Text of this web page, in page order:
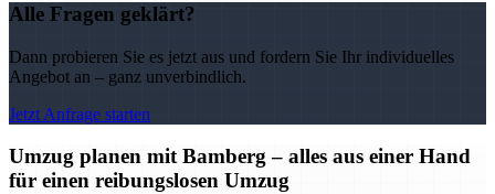
Alle Fragen geklärt?
Dann probieren Sie es jetzt aus und fordern Sie Ihr individuelles
Angebot an – ganz unverbindlich.
Jetzt Anfrage starten
Umzug planen mit Bamberg – alles aus einer Hand
für einen reibungslosen Umzug